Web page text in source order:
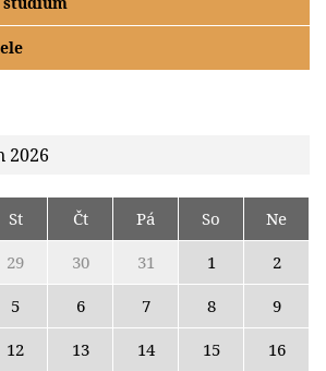
2026
St Čt Pá So
Ne
29 30 31 1
2
5 6 7 8
9
12 13 14 15
16